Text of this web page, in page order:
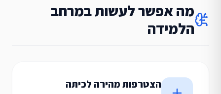
מה אפשר לעשות במרחב
הלמידה
הצטרפות מהירה לכיתה